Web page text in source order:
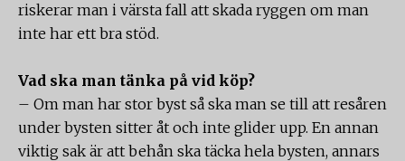
riskerar man i värsta fall att skada ryggen om man
inte har ett bra stöd.
Vad ska man tänka på vid köp?
– Om man har stor byst så ska man se till att resåren
under bysten sitter åt och inte glider upp. En annan
viktig sak är att behån ska täcka hela bysten, annars